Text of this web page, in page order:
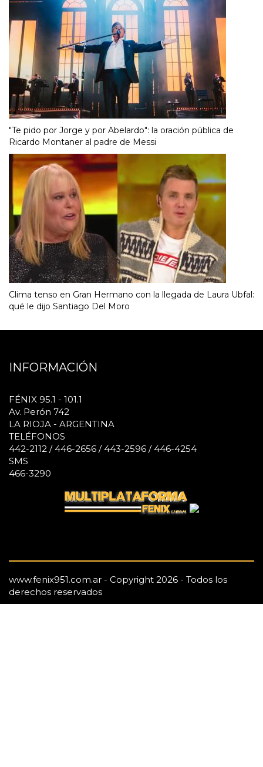
"Te pido por Jorge y por Abelardo": la oración pública de
Ricardo Montaner al padre de Messi
Clima tenso en Gran Hermano con la llegada de Laura Ubfal:
qué le dijo Santiago Del Moro
INFORMACIÓN
FÉNIX 95.1 - 101.1
Av. Perón 742
LA RIOJA - ARGENTINA
TELÉFONOS
442-2112 / 446-2656 / 443-2596 / 446-4254
SMS
466-3290
www.fenix951.com.ar - Copyright 2026 - Todos los
derechos reservados